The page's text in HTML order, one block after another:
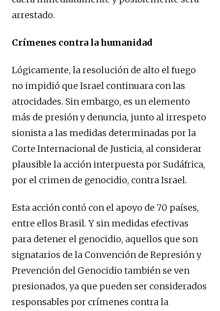
arrestado.
Crímenes contra la humanidad
Lógicamente, la resolución de alto el fuego
no impidió que Israel continuara con las
atrocidades. Sin embargo, es un elemento
más de presión y denuncia, junto al irrespeto
sionista a las medidas determinadas por la
Corte Internacional de Justicia, al considerar
plausible la acción interpuesta por Sudáfrica,
por el crimen de genocidio, contra Israel.
Esta acción contó con el apoyo de 70 países,
entre ellos Brasil. Y sin medidas efectivas
para detener el genocidio, aquellos que son
signatarios de la Convención de Represión y
Prevención del Genocidio también se ven
presionados, ya que pueden ser considerados
responsables por crímenes contra la